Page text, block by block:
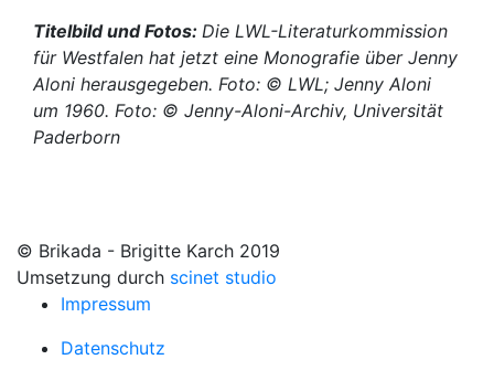
Titelbild und Fotos: Die LWL-Literaturkommission
für Westfalen hat jetzt eine Monografie über Jenny
Aloni herausgegeben. Foto: © LWL; Jenny Aloni
um 1960. Foto: © Jenny-Aloni-Archiv, Universität
Paderborn
© Brikada - Brigitte Karch 2019
Umsetzung durch scinet studio
Impressum
Datenschutz